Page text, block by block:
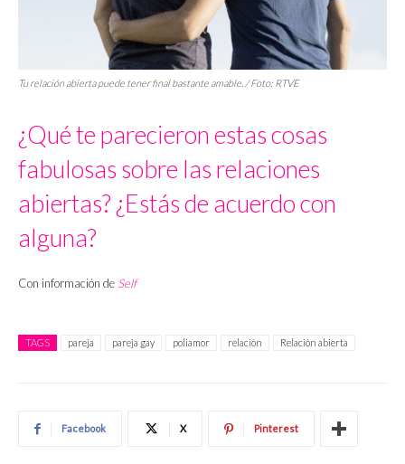
Tu relación abierta puede tener final bastante amable. / Foto: RTVE
¿Qué te parecieron estas cosas
fabulosas sobre las relaciones
abiertas? ¿Estás de acuerdo con
alguna?
Con información de Self
TAGS pareja pareja gay poliamor relación Relación abierta
Facebook X Pinterest